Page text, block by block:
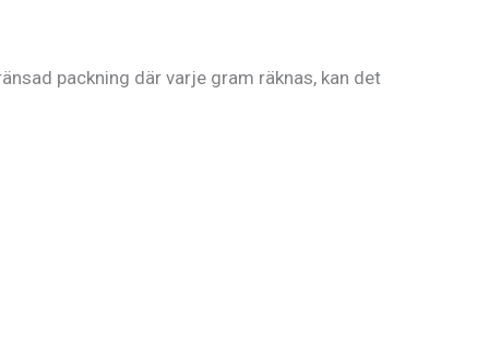
packning där varje gram räknas, kan det